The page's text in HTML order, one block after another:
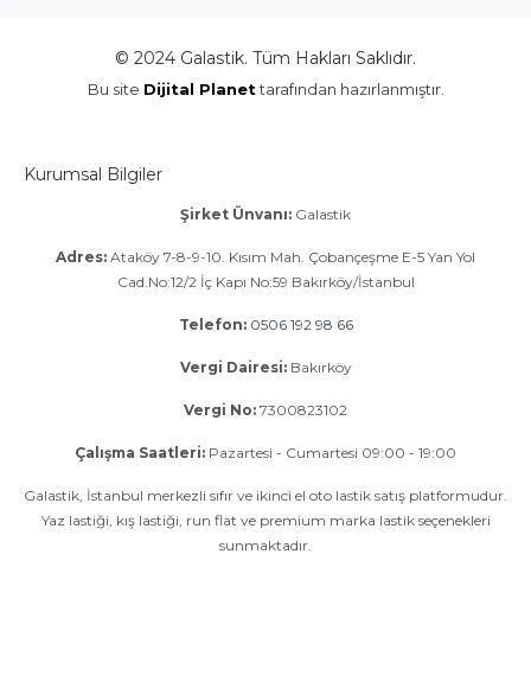
© 2024 Galastik. Tüm Hakları Saklıdır.
Bu site Dijital Planettarafından hazırlanmıştır.
Kurumsal Bilgiler
Şirket Ünvanı: Galastik
Adres: Ataköy 7-8-9-10. Kısım Mah. Çobançeşme E-5 Yan Yol
Cad.No:12/2 İç Kapı No:59 Bakırköy/İstanbul
Telefon: 0506 192 98 66
Vergi Dairesi:Bakırköy
Vergi No: 7300823102
Çalışma Saatleri: Pazartesi - Cumartesi 09:00 - 19:00
Galastik, İstanbul merkezli sıfır ve ikinci el oto lastik satış platformudur.
Yaz lastiği, kış lastiği, run flat ve premium marka lastik seçenekleri
sunmaktadır.